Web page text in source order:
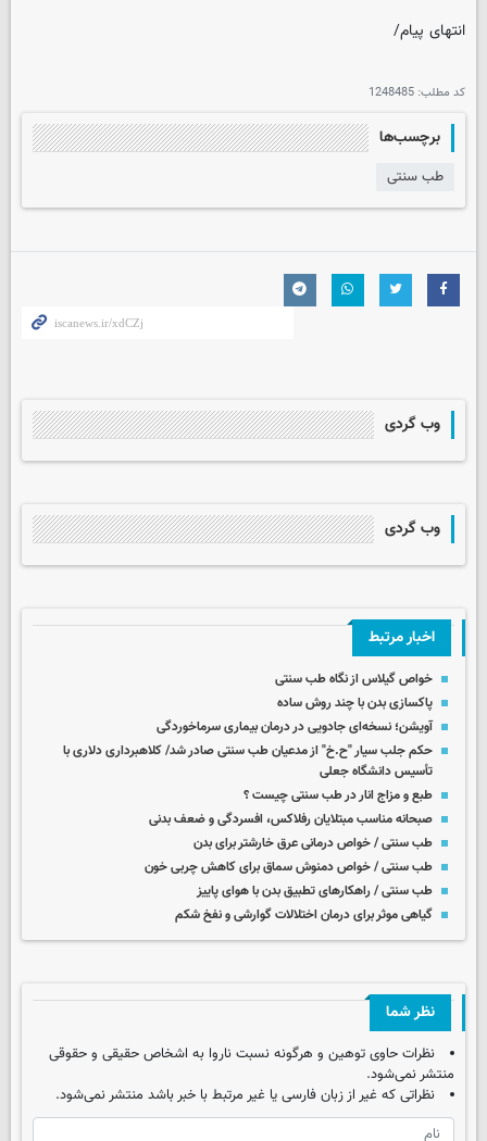
انتهای پیام/
کد مطلب: 1248485
برچسب‌ها
طب سنتی
وب گردی
وب گردی
اخبار مرتبط
خواص گیلاس از نگاه طب سنتی
پاکسازی بدن با چند روش‌ ساده
آویشن؛ نسخەای جادویی در درمان بیماری سرماخوردگی
حکم جلب سیار "ح.خ" از مدعیان طب سنتی صادر شد/ کلاهبرداری دلاری با
تأسیس دانشگاه جعلی
طبع و مزاج انار در طب سنتی چیست ؟
صبحانه مناسب مبتلایان رفلاکس، افسردگی و ضعف بدنی
طب سنتی / خواص درمانی عرق خارشتر برای بدن
طب سنتی / خواص دمنوش سماق برای کاهش چربی خون
طب سنتی / راهکارهای تطبیق بدن با هوای پاییز
گیاهی موثر برای درمان اختلالات گوارشی و نفخ شکم
نظر شما
نظرات حاوی توهین و هرگونه نسبت ناروا به اشخاص حقیقی و حقوقی
منتشر نمی‌شود.
نظراتی که غیر از زبان فارسی یا غیر مرتبط با خبر باشد منتشر نمی‌شود.